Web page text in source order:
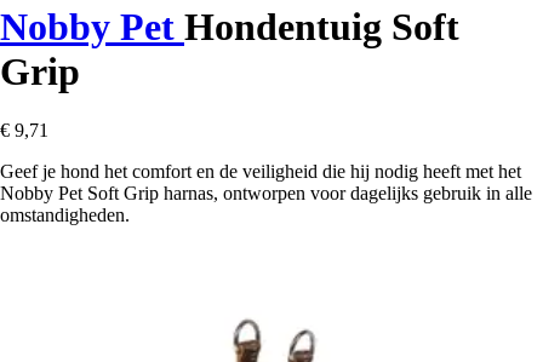
Nobby Pet Hondentuig Soft
Grip
€ 9,71
Geef je hond het comfort en de veiligheid die hij nodig heeft met het
Nobby Pet Soft Grip harnas, ontworpen voor dagelijks gebruik in alle
omstandigheden.